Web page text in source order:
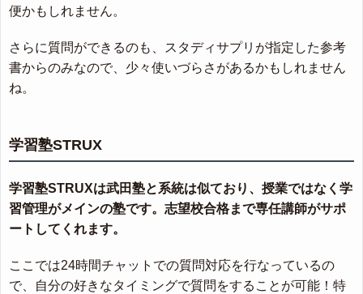
便かもしれません。
さらに質問ができるのも、スタディサプリが指定した参考
書からのみなので、少々使いづらさがあるかもしれません
ね。
学習塾STRUX
学習塾STRUXは武田塾と系統は似ており、授業ではなく学
習管理がメインの塾です。志望校合格まで専任講師がサポ
ートしてくれます。
ここでは24時間チャットでの質問対応を行なっているの
で、自分の好きなタイミングで質問をすることが可能！特